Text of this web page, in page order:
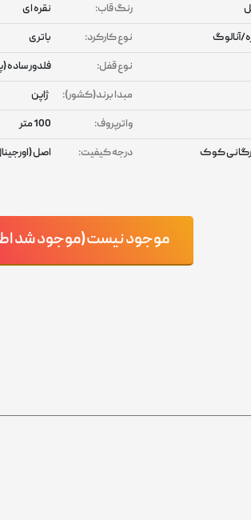
رنگ قاب:
نقره ای
آنالوگ نوع کارکرد:
باتری
نوع قفل:
فلدور ساده
مبدا برند(کشور):
ژاپن
واترپروف:
100 متر
کوک درجه کیفیت: اصل
موجود نیست(موجود شد